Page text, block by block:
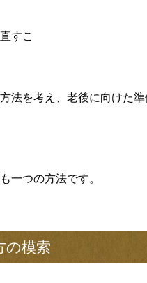
すこ
法を考え、老後に向けた準
一つの方法です。
の模索